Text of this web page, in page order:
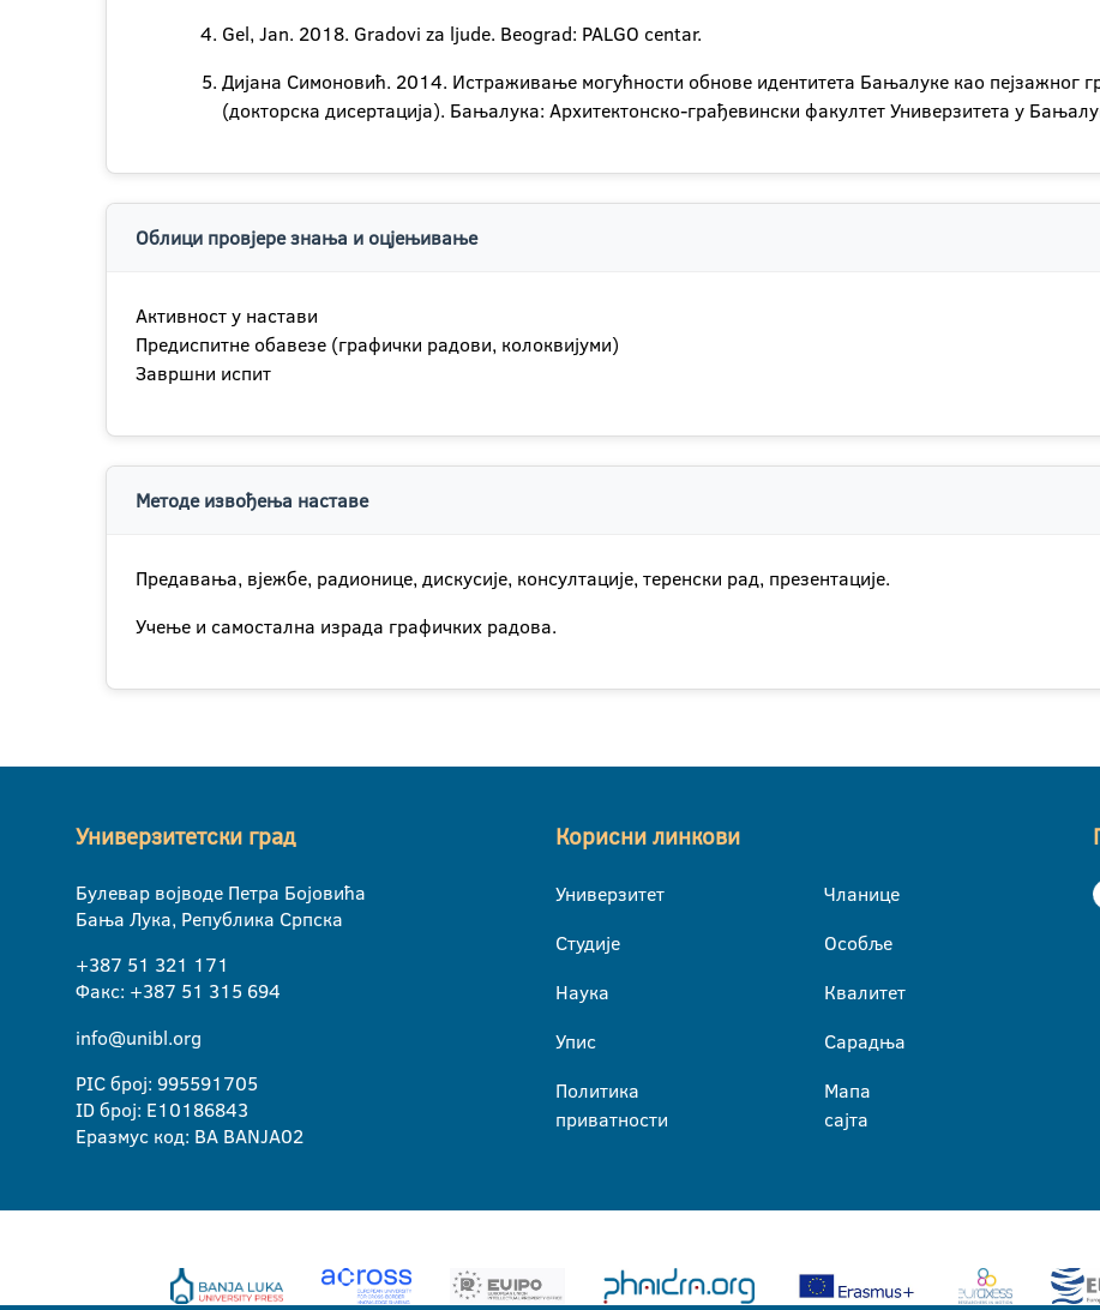
Gel, Jan. 2018. Gradovi za ljude. Beograd: PALGO centar.
Дијана Симоновић. 2014. Истраживање могућности обнове идентитета Бањалуке као пејзажног
(докторска дисертација). Бањалука: Архитектонско-грађевински факултет Универзитета у
Облици провјере знања и оцјењивање
Активност у настави
Предиспитне обавезе (графички радови, колоквијуми)
Завршни испит
Методе извођења наставе
Предавања, вјежбе, радионице, дискусије, консултације, теренски рад, презентације.
Учење и самостална израда графичких радова.
Универзитетски град
Булевар војводе Петра Бојовића
Бања Лука, Република Српска
+387 51 321 171
Факс: +387 51 315 694
info@unibl.org
PIC број: 995591705
ID број: E10186843
Еразмус код: BA BANJA02
Корисни линкови
Универзитет
Студије
Наука
Упис
Политика
приватности
Чланице
Особље
Квалитет
Сарадња
Мапа
сајта